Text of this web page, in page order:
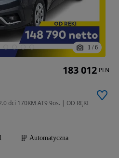
1 / 6
dci 170KM AT9 9os. | OD RĘKI
Automatyczna
183 012 PLN